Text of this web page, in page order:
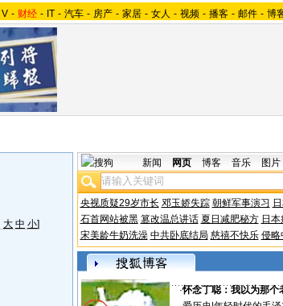
V - 财经 - IT - 汽车 - 房产 - 家居 - 女人 - 视频 - 播客 - 邮件 - 博
大 中 小]
新闻 网页 博客 音乐 图片
央视质疑29岁市长 邓玉娇失踪 朝鲜军事演习
石首网站被黑 篡改温总讲话 夏日减肥秘方 日
宋美龄牛奶洗澡 中共卧底结局 慈禧不快乐 侵略
·怀念丁聪：我以为那个